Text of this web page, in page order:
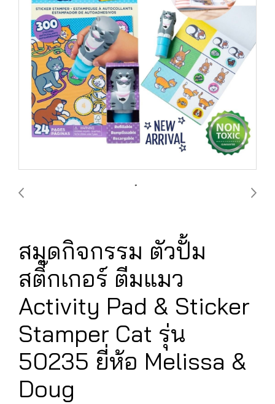
สมุดกิจกรรม ตัวปั้ม
สติ๊กเกอร์ ตีมแมว
Activity Pad & Sticker
Stamper Cat รุ่น
50235 ยี่ห้อ Melissa &
Doug